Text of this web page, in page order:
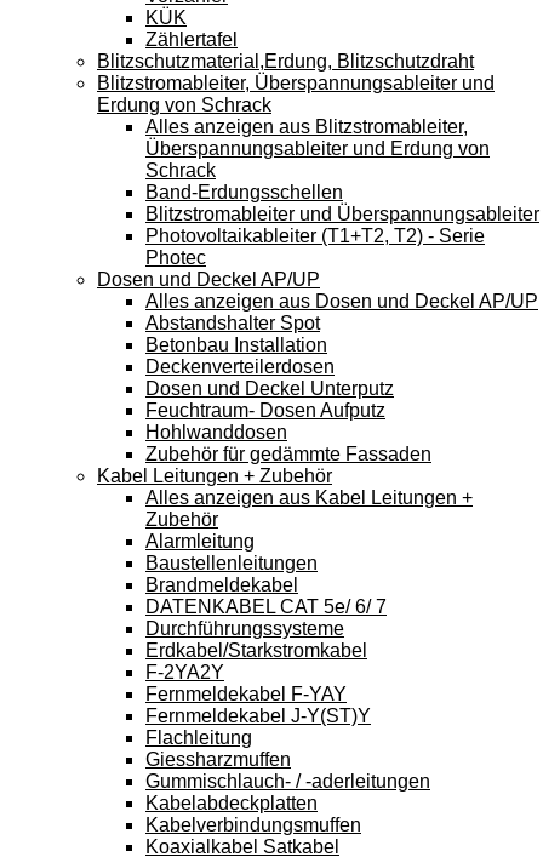
KÜK
Zählertafel
Blitzschutzmaterial,Erdung, Blitzschutzdraht
Blitzstromableiter, Überspannungsableiter und
Erdung von Schrack
Alles anzeigen aus Blitzstromableiter,
Überspannungsableiter und Erdung von
Schrack
Band-Erdungsschellen
Blitzstromableiter und Überspannungsableiter
Photovoltaikableiter (T1+T2, T2) - Serie
Photec
Dosen und Deckel AP/UP
Alles anzeigen aus Dosen und Deckel AP/UP
Abstandshalter Spot
Betonbau Installation
Deckenverteilerdosen
Dosen und Deckel Unterputz
Feuchtraum- Dosen Aufputz
Hohlwanddosen
Zubehör für gedämmte Fassaden
Kabel Leitungen + Zubehör
Alles anzeigen aus Kabel Leitungen +
Zubehör
Alarmleitung
Baustellenleitungen
Brandmeldekabel
DATENKABEL CAT 5e/ 6/ 7
Durchführungssysteme
Erdkabel/Starkstromkabel
F-2YA2Y
Fernmeldekabel F-YAY
Fernmeldekabel J-Y(ST)Y
Flachleitung
Giessharzmuffen
Gummischlauch- / -aderleitungen
Kabelabdeckplatten
Kabelverbindungsmuffen
Koaxialkabel Satkabel